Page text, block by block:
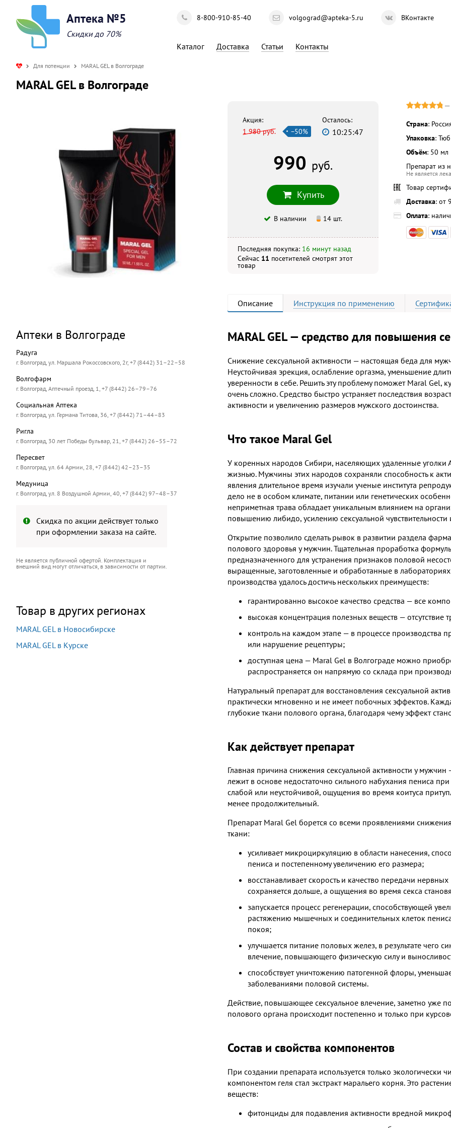
Аптека №5
Скидки до 70%
8-800-910-85-40 volgograd@apteka-5.ru ВКонтакте
Каталог Доставка Статьи Контакты
Для потенции MARAL GEL в Волгограде
MARAL GEL в Волгограде
Аптеки в Волгограде
Радуга
г. Волгоград, ул. Маршала Рокоссовского, 2г, +7 (8442) 31–22–58
Волгофарм
г. Волгоград, Аптечный проезд, 1, +7 (8442) 26–79–76
Социальная Аптека
г. Волгоград, ул. Германа Титова, 36, +7 (8442) 71–44–83
Ригла
г. Волгоград, 30 лет Победы бульвар, 21, +7 (8442) 26–55–72
Пересвет
г. Волгоград, ул. 64 Армии, 28, +7 (8442) 42–23–35
Медуница
г. Волгоград, ул. 8 Воздушной Армии, 40, +7 (8442) 97–48–37
Скидка по акции действует только
при оформлении заказа на сайте.
Не является публичной офертой. Комплектация и
внешний вид могут отличаться, в зависимости от партии.
Товар в других регионах
MARAL GEL в Новосибирске
MARAL GEL в Курске
Акция:
1 980 руб.
−50%
Осталось:
10:25:46
990 руб.
Купить
В наличии 14 шт.
Последняя покупка: 16 минут назад
Сейчас 11 посетителей смотрят этот
товар
Страна:
Упаковка:
Объём: 50 мл
Препарат из
Не является
Товар
Доставка: от
Оплата:
Описание Инструкция по применению
MARAL GEL — средство для повышения
Снижение сексуальной активности — настоящая беда для
Неустойчивая эрекция, ослабление оргазма, уменьшение
уверенности в себе. Решить эту проблему поможет Maral
очень сложно. Средство быстро устраняет последствия
активности и увеличению размеров мужского достоинства.
Что такое Maral Gel
У коренных народов Сибири, населяющих удаленные уголки
жизнью. Мужчины этих народов сохраняли способность к
явления длительное время изучали ученые института
дело не в особом климате, питании или генетических
неприметная трава обладает уникальным влиянием на
повышению либидо, усилению сексуальной
Открытие позволило сделать рывок в развитии раздела
полового здоровья у мужчин. Тщательная проработка
предназначенного для устранения признаков половой
выращенные, заготовленные и обработанные в лабораториях
производства удалось достичь нескольких преимуществ:
гарантированно высокое качество средства — все
высокая концентрация полезных веществ — отсутствие
контроль на каждом этапе — в процессе производства
или нарушение рецептуры;
доступная цена — Maral Gel в Волгограде можно
распространяется он напрямую со склада при
Натуральный препарат для восстановления сексуальной
практически мгновенно и не имеет побочных эффектов.
глубокие ткани полового органа, благодаря чему эффект
Как действует препарат
Главная причина снижения сексуальной активности у
лежит в основе недостаточно сильного набухания пениса
слабой или неустойчивой, ощущения во время коитуса
менее продолжительный.
Препарат Maral Gel борется со всеми проявлениями
ткани:
усиливает микроциркуляцию в области нанесения,
пениса и постепенному увеличению его размера;
восстанавливает скорость и качество передачи
сохраняется дольше, а ощущения во время секса
запускается процесс регенерации, способствующей
растяжению мышечных и соединительных клеток
покоя;
улучшается питание половых желез, в результате чего
влечение, повышающего физическую силу и
способствует уничтожению патогенной флоры,
заболеваниями половой системы.
Действие, повышающее сексуальное влечение, заметно уже
полового органа происходит постепенно и только при
Состав и свойства компонентов
При создании препарата используется только
компонентом геля стал экстракт маральего корня. Это
веществ:
фитонциды для подавления активности вредной